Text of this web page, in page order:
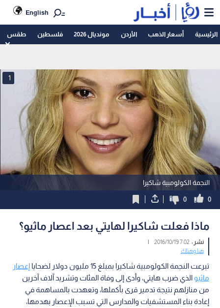
English
الرئيسية أسعار الذهب الأردن مونديال 2026 فلسطين طقس
النجمة الكولومبية شاكيرا
1
0
0
ماذا فعلت شاكيرا لهايتي بعد اعصار ماثيو؟
نشر :7:02 2016/10/19
|
هنا وهناك
تبرعت النجمة الكولومبية شاكيرا بمبلغ 15 مليون دولار لضحايا
إعصار
ماثيوالذي ضرب هايتي، وأدى إلى وفاة المئات وتشريد آلاف آخرين
من منازلهم نتيجة تدمير قرى بأكملها، وتعهدت بالمساهمة في
إعادة بناء المستشفيات والمدارس التي تسبب الإعصار بهدمها،